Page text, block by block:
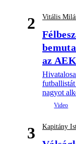
2 Vitális
az
nagyot
3 Kapitány